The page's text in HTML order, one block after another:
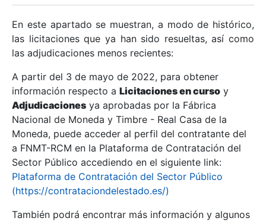
Mostrar/Ocultar
Mostrar/Ocultar
En este apartado se muestran, a modo de histórico,
las licitaciones que ya han sido resueltas, así como
las adjudicaciones menos recientes:
A partir del 3 de mayo de 2022, para obtener
información respecto a Licitaciones en curso y
Adjudicaciones ya aprobadas por la Fábrica
Nacional de Moneda y Timbre - Real Casa de la
Moneda, puede acceder al perfil del contratante del
a FNMT-RCM en la Plataforma de Contratación del
Sector Público accediendo en el siguiente link:
Plataforma de Contratación del Sector Público
(https://contrataciondelestado.es/)
También podrá encontrar más información y algunos